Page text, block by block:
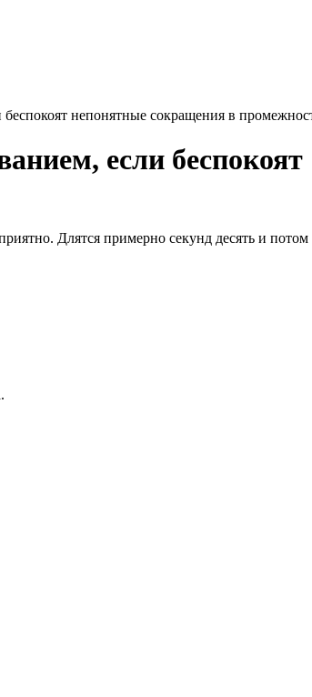
непонятные сокращения в
если беспокоят
Длятся примерно секунд десять и потом